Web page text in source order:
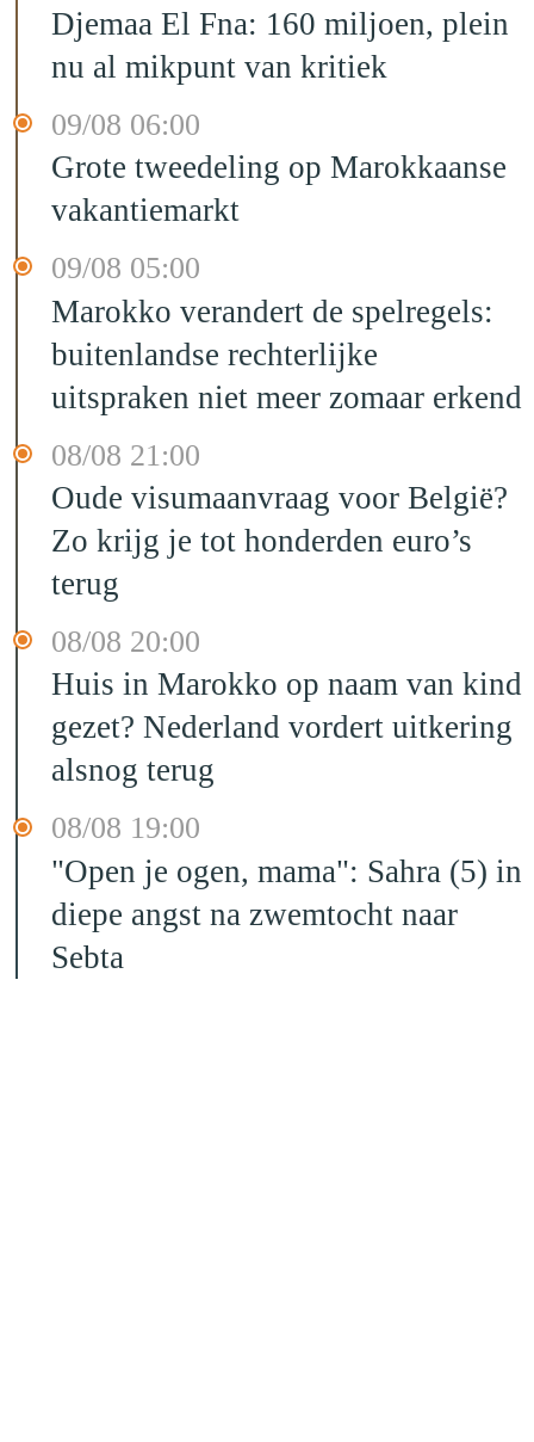
Djemaa El Fna: 160 miljoen, plein
nu al mikpunt van kritiek
09/08 06:00
Grote tweedeling op Marokkaanse
vakantiemarkt
09/08 05:00
Marokko verandert de spelregels:
buitenlandse rechterlijke
uitspraken niet meer zomaar erkend
08/08 21:00
Oude visumaanvraag voor België?
Zo krijg je tot honderden euro’s
terug
08/08 20:00
Huis in Marokko op naam van kind
gezet? Nederland vordert uitkering
alsnog terug
08/08 19:00
"Open je ogen, mama": Sahra (5) in
diepe angst na zwemtocht naar
Sebta